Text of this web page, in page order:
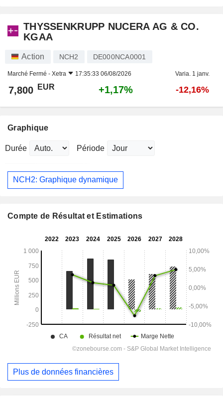
THYSSENKRUPP NUCERA AG & CO.
KGAA
Action NCH2 DE000NCA0001
Marché Fermé - Xetra 17:35:33 06/08/2026 Varia. 1 janv.
7,800 EUR +1,17% -12,16%
Graphique
Durée Période
NCH2: Graphique dynamique
Compte de Résultat et Estimations
Plus de données financières